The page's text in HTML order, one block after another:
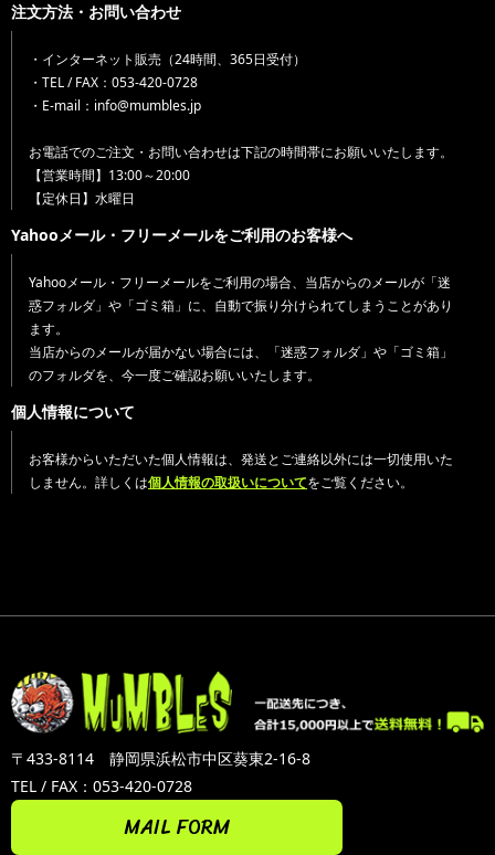
注文方法・お問い合わせ
・インターネット販売（24時間、365日受付）
・TEL / FAX：053-420-0728
・E-mail：info@mumbles.jp
お電話でのご注文・お問い合わせは下記の時間帯にお願いいたします。
【営業時間】13:00～20:00
【定休日】水曜日
Yahooメール・フリーメールをご利用のお客様へ
Yahooメール・フリーメールをご利用の場合、当店からのメールが「迷
惑フォルダ」や「ゴミ箱」に、自動で振り分けられてしまうことがあり
ます。
当店からのメールが届かない場合には、「迷惑フォルダ」や「ゴミ箱」
のフォルダを、今一度ご確認お願いいたします。
個人情報について
お客様からいただいた個人情報は、発送とご連絡以外には一切使用いた
しません。詳しくは個人情報の取扱いについてをご覧ください。
〒433-8114 静岡県浜松市中区葵東2-16-8
TEL / FAX：053-420-0728
MAIL FORM